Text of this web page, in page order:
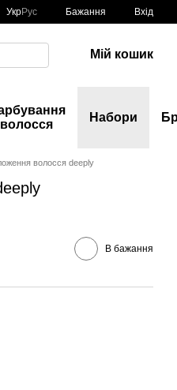
УкрРус Бажання Вхід
Мій кошик
волосся
Набори
волосся deeply
В бажання